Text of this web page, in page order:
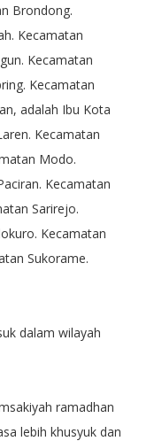
Brondong.
Kecamatan
Kecamatan
Kecamatan
adalah Ibu Kota
Kecamatan
Modo.
Kecamatan
Sarirejo.
Kecamatan
Sukorame.
dalam wilayah
ramadhan
lebih khusyuk dan